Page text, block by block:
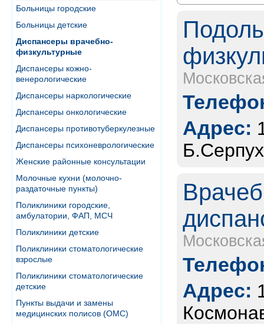
Больницы городские
Больницы детские
Диспансеры врачебно-
физкультурные
Диспансеры кожно-
венерологические
Диспансеры наркологические
Диспансеры онкологические
Диспансеры противотуберкулезные
Диспансеры психоневрологические
Женские районные консультации
Молочные кухни (молочно-
раздаточные пункты)
Поликлиники городские,
амбулатории, ФАП, МСЧ
Поликлиники детские
Поликлиники стоматологические
взрослые
Поликлиники стоматологические
детские
Пункты выдачи и замены
медицинских полисов (ОМС)
Адрес:
Адрес: